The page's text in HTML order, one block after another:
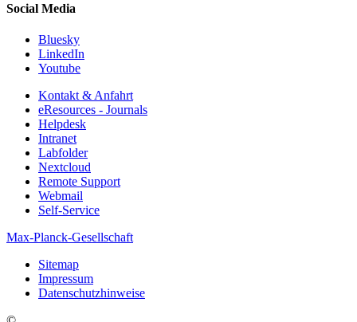
Social Media
Bluesky
LinkedIn
Youtube
Kontakt & Anfahrt
eResources - Journals
Helpdesk
Intranet
Labfolder
Nextcloud
Remote Support
Webmail
Self-Service
Max-Planck-Gesellschaft
Sitemap
Impressum
Datenschutzhinweise